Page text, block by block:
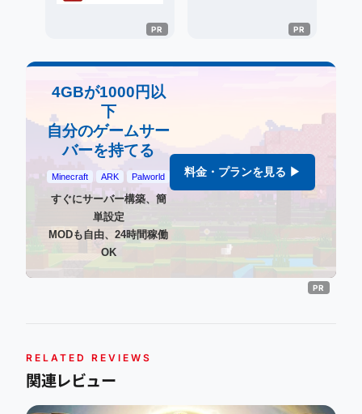
4GBが1000円以
下
自分のゲームサー
バーを持てる
Minecraft ARK Palworld
すぐにサーバー構築、簡
単設定
MODも自由、24時間稼働
OK
料金・プランを見る ▶
RELATED REVIEWS
関連レビュー